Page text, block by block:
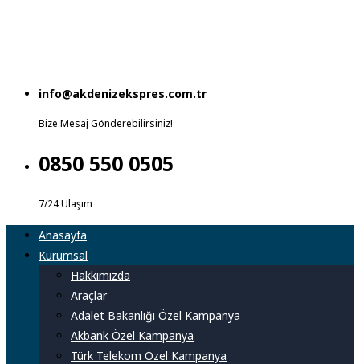
info@akdenizekspres.com.tr
Bize Mesaj Gönderebilirsiniz!
0850 550 0505
7/24 Ulaşım
Anasayfa
Kurumsal
Hakkımızda
Araçlar
Adalet Bakanlığı Özel Kampanya
Akbank Özel Kampanya
Türk Telekom Özel Kampanya